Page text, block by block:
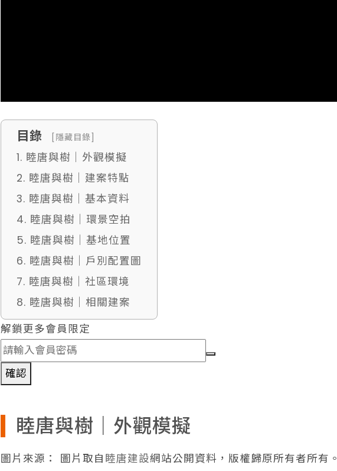
目錄 [隱藏目錄]
1. 睦唐與樹｜外觀模擬
2. 睦唐與樹｜建案特點
3. 睦唐與樹｜基本資料
4. 睦唐與樹｜環景空拍
5. 睦唐與樹｜基地位置
6. 睦唐與樹｜戶別配置圖
7. 睦唐與樹｜社區環境
8. 睦唐與樹｜相關建案
解鎖更多會員限定
確認
睦唐與樹｜外觀模擬
圖片來源： 圖片取自 睦唐建設網站公開資料，版權歸原所有者所有。